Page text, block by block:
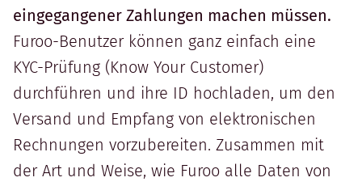
eingegangener Zahlungen machen müssen.
Furoo-Benutzer können ganz einfach eine
KYC-Prüfung (Know Your Customer)
durchführen und ihre ID hochladen, um den
Versand und Empfang von elektronischen
Rechnungen vorzubereiten. Zusammen mit
der Art und Weise, wie Furoo alle Daten von